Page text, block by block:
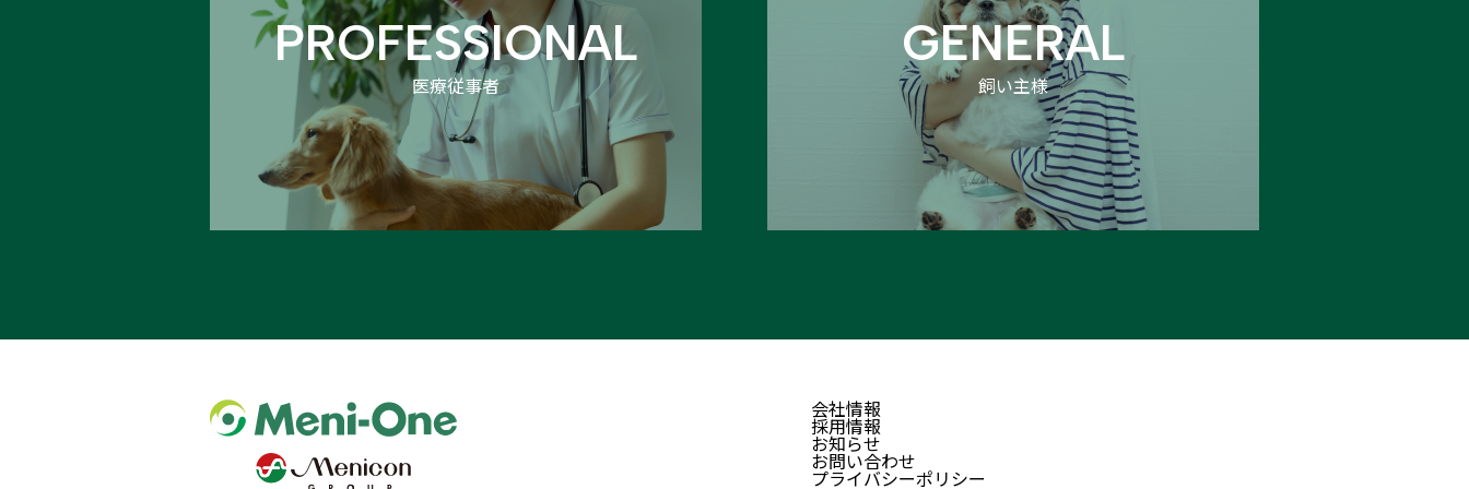
PROFESSIONAL
医療従事者
GENERAL
飼い主様
会社情報
採用情報
お知らせ
お問い合わせ
プライバシーポリシー